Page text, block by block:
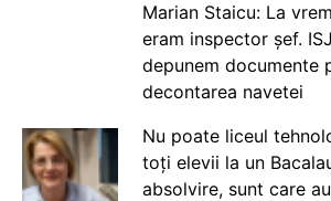
Marian Staicu: La
eram inspector șef.
depunem documente
decontarea navetei
Nu poate liceul
toți elevii la un
absolvire, sunt care